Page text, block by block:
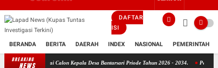
DAFTAR
ISI
BERANDA BERITA DAERAH INDEX NASIONAL PEMERINTAH
BREAKING
NEWS
Sebagai Calon Kepala Desa Bantarsari Priode Tahun 2026 - 2034. Pemerhati